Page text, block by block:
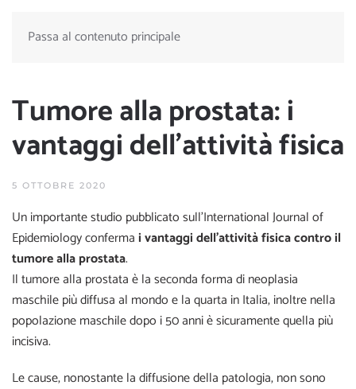
Passa al contenuto principale
Tumore alla prostata: i
vantaggi dell’attività fisica
5 OTTOBRE 2020
Un importante studio pubblicato sull’International Journal of
Epidemiology confermai vantaggi dell’attività fisica contro il
tumore alla prostata.
Il tumore alla prostata è la seconda forma di neoplasia
maschile più diffusa al mondo e la quarta in Italia, inoltre nella
popolazione maschile dopo i 50 anni è sicuramente quella più
incisiva.
Le cause, nonostante la diffusione della patologia, non sono